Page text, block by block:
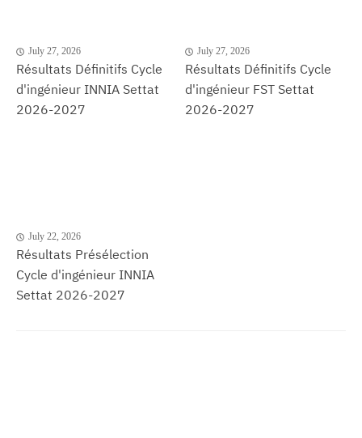
July 27, 2026
Résultats Définitifs Cycle
d'ingénieur INNIA Settat
2026-2027
July 27, 2026
Résultats Définitifs Cycle
d'ingénieur FST Settat
2026-2027
July 22, 2026
Résultats Présélection
Cycle d'ingénieur INNIA
Settat 2026-2027